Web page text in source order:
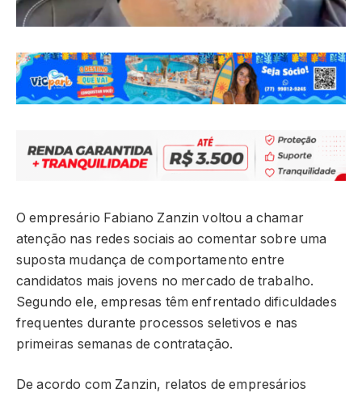
O empresário Fabiano Zanzin voltou a chamar
atenção nas redes sociais ao comentar sobre uma
suposta mudança de comportamento entre
candidatos mais jovens no mercado de trabalho.
Segundo ele, empresas têm enfrentado dificuldades
frequentes durante processos seletivos e nas
primeiras semanas de contratação.
De acordo com Zanzin, relatos de empresários